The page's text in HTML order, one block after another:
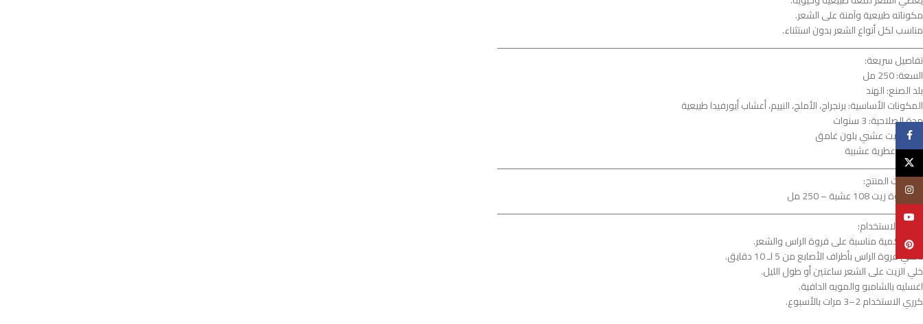
مكوناته طبيعية وآمنة على الشعر.
مناسب لكل أنواع الشعر بدون استثناء.
ـــــــــــــــــــــــــــــــــــــــــــــــــــــــــــــــــــــــــــــــــــــــــــــــــــــــــــــــــــــــــــــــــــــــــــــــــــــــــــ
تفاصيل سريعة:
السعة: 250 مل
بلد الصنع: الهند
المكونات الأساسية: برنجراج، الأملج، النييم، أعشاب أيورفيدا طبيعية
مدة الصلاحية: 3 سنوات
اللون: زيت عشبي بلون غامق
الرائحة: عطرية عشبية
ـــــــــــــــــــــــــــــــــــــــــــــــــــــــــــــــــــــــــــــــــــــــــــــــــــــــــــــــــــــــــــــــــــــــــــــــــــــــــــ
محتويات المنتج:
ـــــــــــــــــــــــــــــــــــــــــــــــــــــــــــــــــــــــــــــــــــــــــــــــــــــــــــــــــــــــــــــــــــــــــــــــــــــــــــ
كيفية الاستخدام:
حطي كمية مناسبة على فروة الراس والشعر.
دلكي فروة الراس بأطراف الأصابع من 5 لـ 10 دقايق.
خلي الزيت على الشعر ساعتين أو طول الليل.
اغسليه بالشامبو والمويه الدافية.
كرري الاستخدام 2–3 مرات بالأسبوع.
فيسبوك
انستغرام
يوتيوب
Pinterest